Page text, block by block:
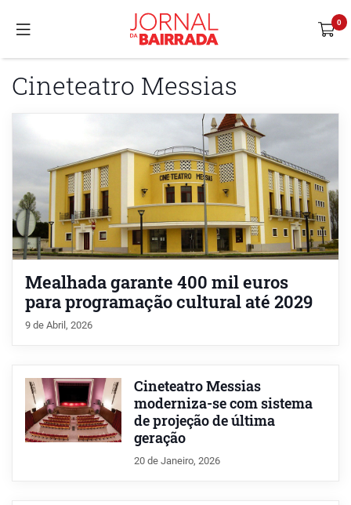
Cineteatro Messias
Mealhada garante 400 mil euros
para programação cultural até 2029
9 de Abril, 2026
Cineteatro Messias
moderniza-se com sistema
de projeção de última
geração
20 de Janeiro, 2026